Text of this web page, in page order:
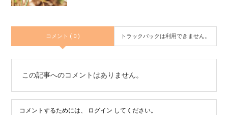
コメント ( 0 ) トラックバックは利用できません。
この記事へのコメントはありません。
コメントするためには、 ログイン してください。